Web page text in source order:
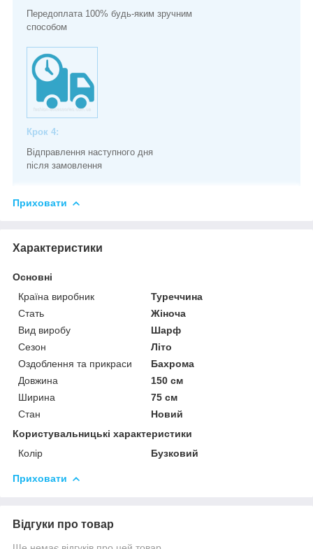
Передоплата 100% будь-яким зручним
способом
Крок 4:
Відправлення наступного дня
після замовлення
Приховати
Характеристики
Основні
Країна виробник
Туреччина
Стать
Жіноча
Вид виробу
Шарф
Сезон
Літо
Оздоблення та прикраси
Бахрома
Довжина
150 см
Ширина
75 см
Стан
Новий
Користувальницькі характеристики
Колір
Бузковий
Приховати
Відгуки про товар